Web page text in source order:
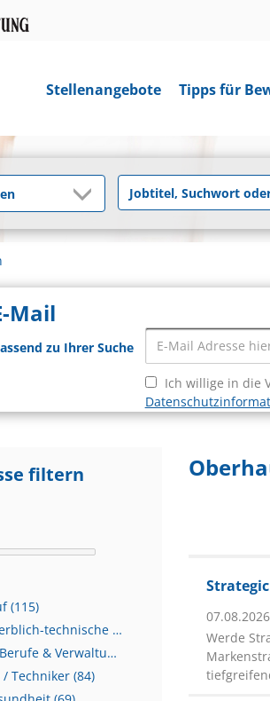
Stellenangebote Tipps für
Mail
zu Ihrer Suche
Ich willige in die
filtern
(115)
Handwerk / gewerblich-technische Berufe (114)
Kaufmännische Berufe & Verwaltung (100)
Techniker (84)
Werde